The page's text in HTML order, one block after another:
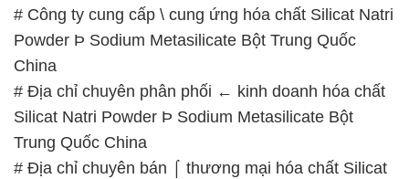
# Công ty cung cấp \ cung ứng hóa chất Silicat Natri
Powder Þ Sodium Metasilicate Bột Trung Quốc
China
# Địa chỉ chuyên phân phối ← kinh doanh hóa chất
Silicat Natri Powder Þ Sodium Metasilicate Bột
Trung Quốc China
# Địa chỉ chuyên bán ⌠ thương mại hóa chất Silicat